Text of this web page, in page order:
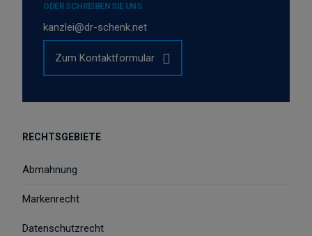
ODER SCHREIBEN SIE UNS
kanzlei@dr-schenk.net
Zum Kontaktformular
RECHTSGEBIETE
Abmahnung
Markenrecht
Datenschutzrecht